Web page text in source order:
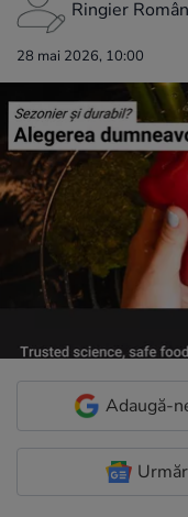
Ringier
28 mai 2026, 10:00
Adaugă-